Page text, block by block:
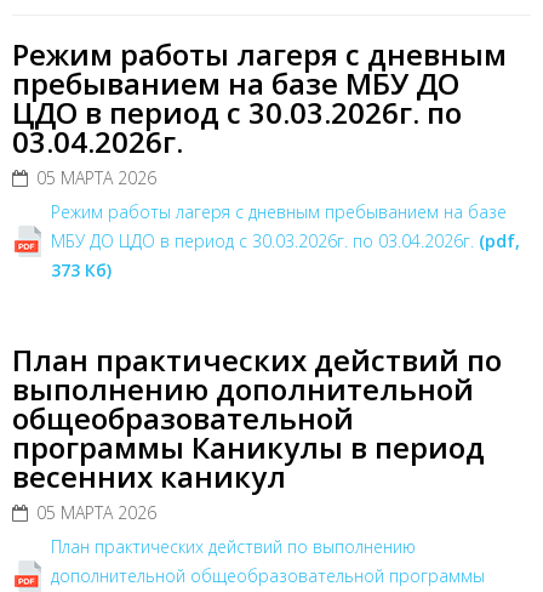
Режим работы лагеря с дневным
пребыванием на базе МБУ ДО
ЦДО в период с 30.03.2026г. по
03.04.2026г.
05 МАРТА 2026
Режим работы лагеря с дневным пребыванием на базе
МБУ ДО ЦДО в период с 30.03.2026г. по 03.04.2026г. (pdf,
373 Кб)
План практических действий по
выполнению дополнительной
общеобразовательной
программы Каникулы в период
весенних каникул
05 МАРТА 2026
План практических действий по выполнению
дополнительной общеобразовательной программы